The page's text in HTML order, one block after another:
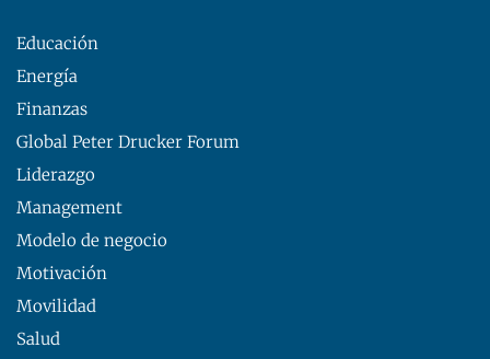
Educación
Energía
Finanzas
Global Peter Drucker Forum
Liderazgo
Management
Modelo de negocio
Motivación
Movilidad
Salud